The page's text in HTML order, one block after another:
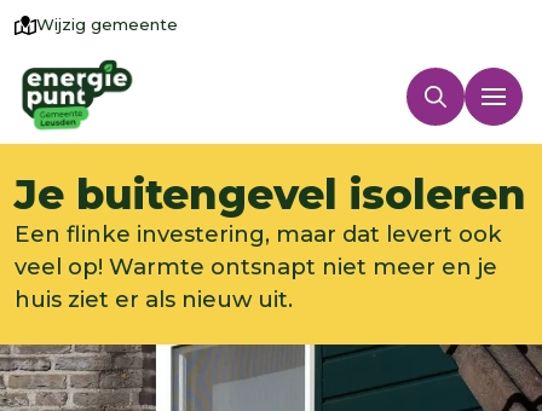
Wijzig gemeente
Je buitengevel isoleren
Een flinke investering, maar dat levert ook
veel op! Warmte ontsnapt niet meer en je
huis ziet er als nieuw uit.